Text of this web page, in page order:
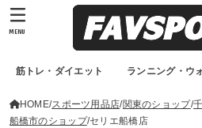
筋トレ・ダイエット ランニング・ウ
MENU
HOME スポーツ用品店 関東のショップ
船橋市のショップ セリエ船橋店